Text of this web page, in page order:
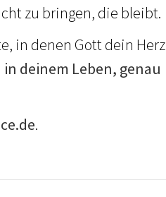
zu bringen, die bleibt.
in denen Gott dein Herz
deinem Leben, genau
.